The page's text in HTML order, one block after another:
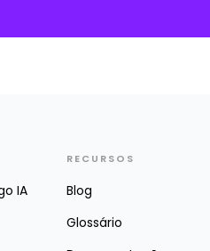
IA
RECURSOS
Blog
Glossário